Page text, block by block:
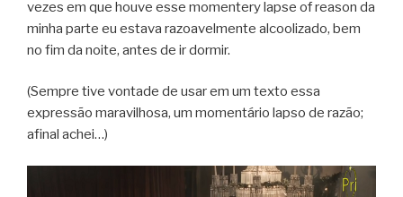
vezes em que houve esse momentery lapse of reason da
minha parte eu estava razoavelmente alcoolizado, bem
no fim da noite, antes de ir dormir.
(Sempre tive vontade de usar em um texto essa
expressão maravilhosa, um momentário lapso de razão;
afinal achei…)